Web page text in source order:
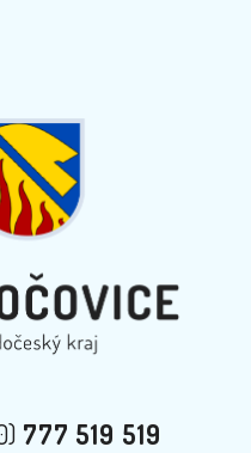
777 519 519